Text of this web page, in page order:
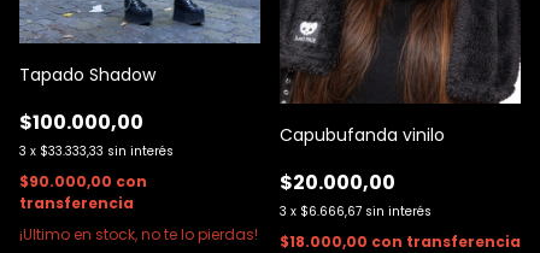
Tapado Shadow
$100.000,00
3 x $33.333,33 sin interés
$90.000,00 con
transferencia
¡Ultimo en stock, no te lo pierdas!
Capubufanda vinilo
$20.000,00
3 x $6.666,67 sin interés
$18.000,00 con transferencia